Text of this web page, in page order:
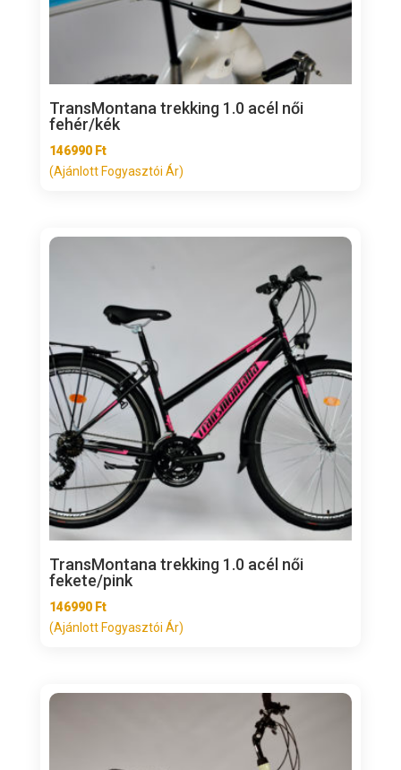
TransMontana trekking 1.0 acél női
fehér/kék
146990 Ft
(Ajánlott Fogyasztói Ár)
TransMontana trekking 1.0 acél női
fekete/pink
146990 Ft
(Ajánlott Fogyasztói Ár)